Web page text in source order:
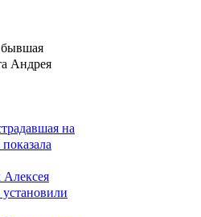
бывшая
Андрея
на
Алексея